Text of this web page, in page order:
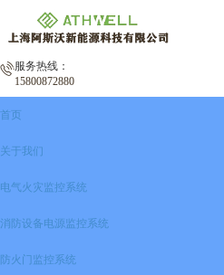
服务热线：
15800872880
首页
关于我们
电气火灾监控系统
消防设备电源监控系统
防火门监控系统